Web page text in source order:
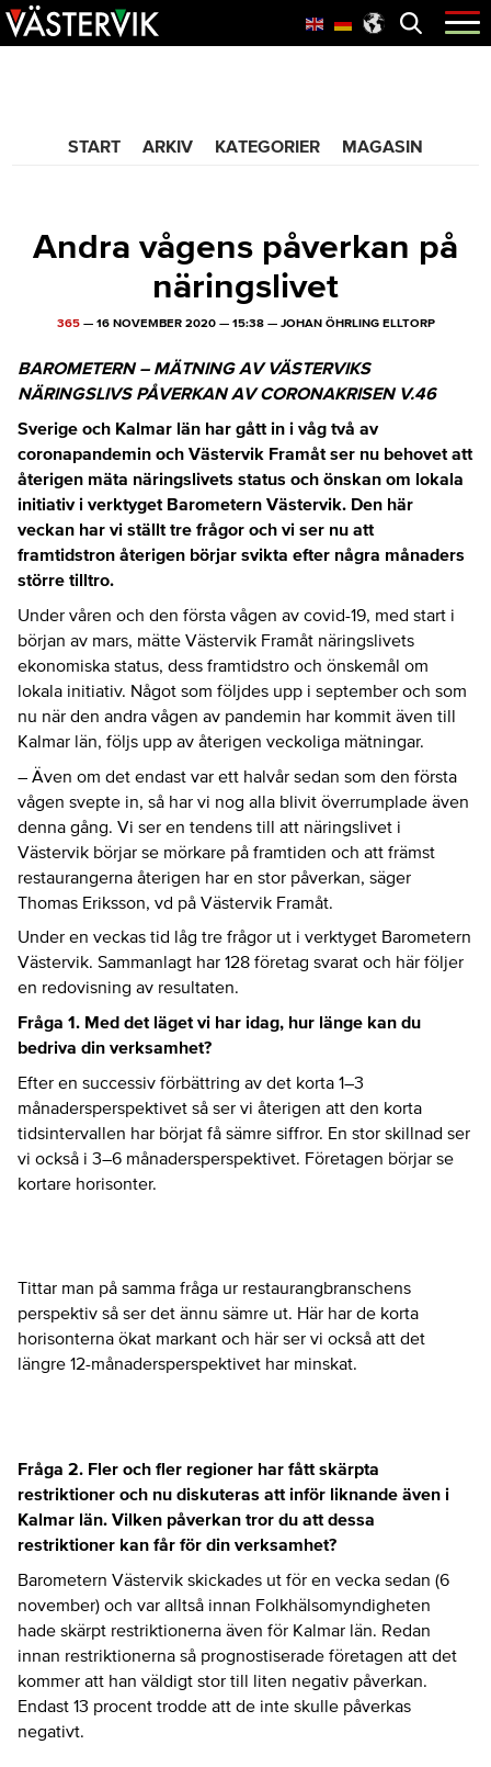
Hoppa
till
Skip
to
Hoppa
till
Öppna
menyn
START ARKIV KATEGORIER MAGASIN
Andra vågens påverkan på
näringslivet
365— 16 NOVEMBER 2020— 15:38— JOHAN ÖHRLING ELLTORP
BAROMETERN – MÄTNING AV VÄSTERVIKS
NÄRINGSLIVS PÅVERKAN AV CORONAKRISEN V.46
Sverige och Kalmar län har gått in i våg två av
coronapandemin och Västervik Framåt ser nu behovet att
återigen mäta näringslivets status och önskan om lokala
initiativ i verktyget Barometern Västervik. Den här
veckan har vi ställt tre frågor och vi ser nu att
framtidstron återigen börjar svikta efter några månaders
större tilltro.
Under våren och den första vågen av covid-19, med start i
början av mars, mätte Västervik Framåt näringslivets
ekonomiska status, dess framtidstro och önskemål om
lokala initiativ. Något som följdes upp i september och som
nu när den andra vågen av pandemin har kommit även till
Kalmar län, följs upp av återigen veckoliga mätningar.
– Även om det endast var ett halvår sedan som den första
vågen svepte in, så har vi nog alla blivit överrumplade även
denna gång. Vi ser en tendens till att näringslivet i
Västervik börjar se mörkare på framtiden och att främst
restaurangerna återigen har en stor påverkan, säger
Thomas Eriksson, vd på Västervik Framåt.
Under en veckas tid låg tre frågor ut i verktyget Barometern
Västervik. Sammanlagt har 128 företag svarat och här följer
en redovisning av resultaten.
Fråga 1. Med det läget vi har idag, hur länge kan du
bedriva din verksamhet?
Efter en successiv förbättring av det korta 1–3
månadersperspektivet så ser vi återigen att den korta
tidsintervallen har börjat få sämre siffror. En stor skillnad ser
vi också i 3–6 månadersperspektivet. Företagen börjar se
kortare horisonter.
Tittar man på samma fråga ur restaurangbranschens
perspektiv så ser det ännu sämre ut. Här har de korta
horisonterna ökat markant och här ser vi också att det
längre 12-månadersperspektivet har minskat.
Fråga 2. Fler och fler regioner har fått skärpta
restriktioner och nu diskuteras att inför liknande även i
Kalmar län. Vilken påverkan tror du att dessa
restriktioner kan får för din verksamhet?
Barometern Västervik skickades ut för en vecka sedan (6
november) och var alltså innan Folkhälsomyndigheten
hade skärpt restriktionerna även för Kalmar län. Redan
innan restriktionerna så prognostiserade företagen att det
kommer att han väldigt stor till liten negativ påverkan.
Endast 13 procent trodde att de inte skulle påverkas
negativt.